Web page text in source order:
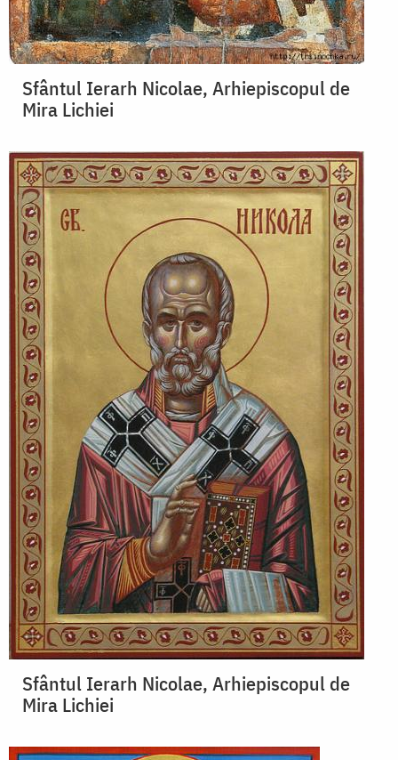
Sfântul Ierarh Nicolae, Arhiepiscopul de
Mira Lichiei
Sfântul Ierarh Nicolae, Arhiepiscopul de
Mira Lichiei